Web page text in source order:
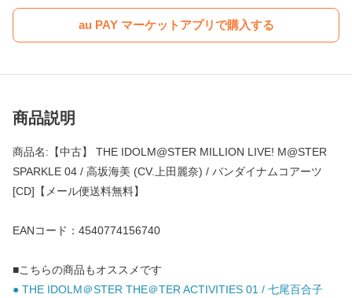
au PAY マーケットアプリで購入する
商品説明
商品名:【中古】 THE IDOLM@STER MILLION LIVE! M@STER
SPARKLE 04 / 高坂海美 (CV.上田麗奈) / バンダイナムコアーツ
[CD]【メール便送料無料】
EANコード：4540774156740
■こちらの商品もオススメです
● THE IDOLM＠STER THE＠TER ACTIVITIES 01 / 七尾百合子